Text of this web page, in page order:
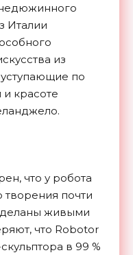
Италии
из
по
красоте
что у робота
почти
живыми
что Robotor
в 99 %